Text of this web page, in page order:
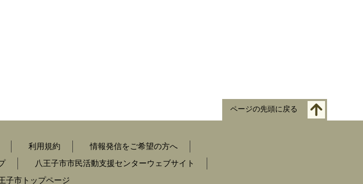
ページの先頭に戻る
利用規約
情報発信をご希望の方へ
八王子市市民活動支援センターウェブサイト
子市トップページ